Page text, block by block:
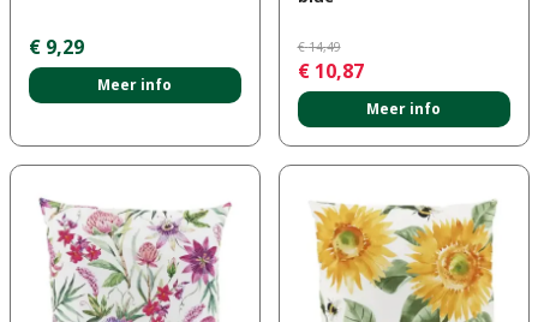
€ 9,29
Meer info
€ 14,49
€ 10,87
Meer info